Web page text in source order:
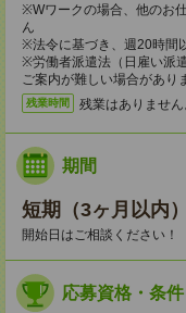
※Wワークの場合、他のお
ん
※法令に基づき、週20時間
※労働者派遣法（日雇い派
ご案内が難しい場合があり
残業時間 残業はありません
期間
短期（3ヶ月以内）
開始日はご相談ください
応募資格・条件